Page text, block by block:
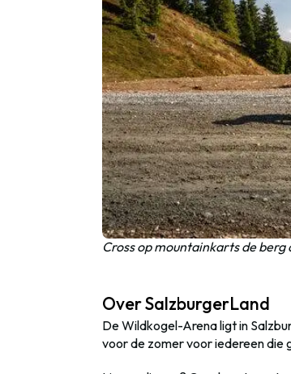
Cross op mountainkarts de berg
Over SalzburgerLand
De Wildkogel-Arena ligt in
voor de zomer voor iedereen die